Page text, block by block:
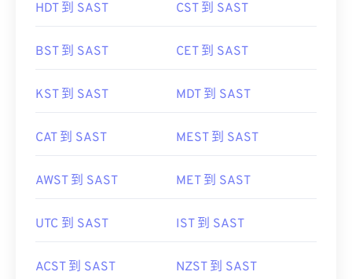
HDT 到 SAST CST 到 SAST
BST 到 SAST CET 到 SAST
KST 到 SAST MDT 到 SAST
CAT 到 SAST MEST 到 SAST
AWST 到 SAST MET 到 SAST
UTC 到 SAST IST 到 SAST
ACST 到 SAST NZST 到 SAST